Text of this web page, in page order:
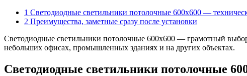
1 Светодиодные светильники потолочные 600х600 —
2 Преимущества, заметные сразу после установки
Светодиодные светильники потолочные 600х600 — грамотный
небольших офисах, промышленных зданиях и на других объектах.
Светодиодные светильники потолочные